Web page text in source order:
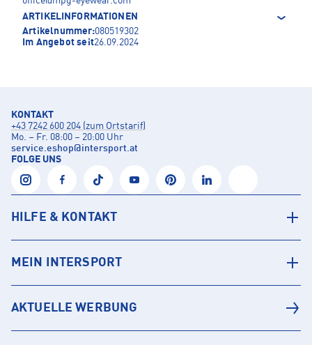
ARTIKELINFORMATIONEN
Artikelnummer:080519302
Im Angebot seit26.09.2024
KONTAKT
+43 7242 600 204 (zum Ortstarif)
Mo. – Fr. 08:00 – 20:00 Uhr
service.eshop@intersport.at
FOLGE UNS
HILFE & KONTAKT
MEIN INTERSPORT
AKTUELLE WERBUNG